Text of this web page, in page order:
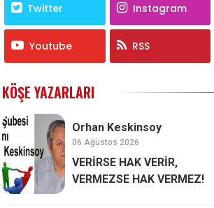
Twitter Instagram
Youtube RSS
KÖŞE YAZARLARI
Orhan Keskinsoy
06 Ağustos 2026
VERİRSE HAK VERİR,
VERMEZSE HAK VERMEZ!